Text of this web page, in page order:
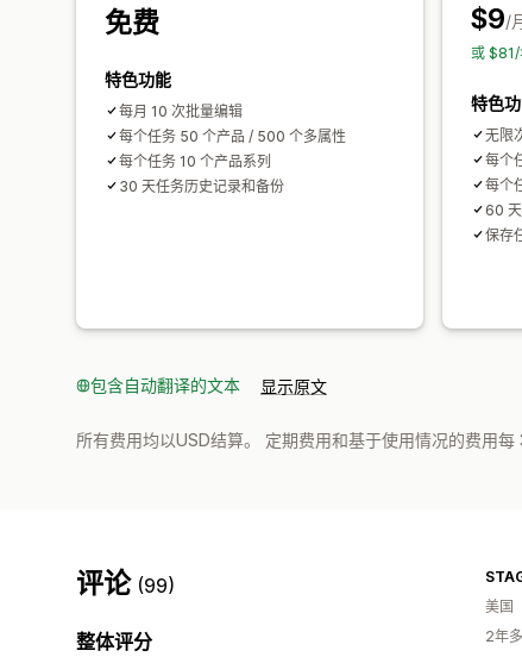
免费
特色功能
每月 10 次批量编辑
每个任务 50 个产品 / 500 个多属性
每个任务 10 个产品系列
30 天任务历史记录和备份
$9/
或 $81/
特色
无限
每个
每个
60
保存
包含自动翻译的文本 显示原文
所有费用均以USD结算。 定期费用和基于使用情况的费用每
评论 (99)
整体评分
美国
2年